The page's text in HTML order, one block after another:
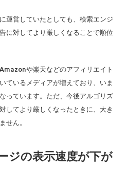
運営していたとしても、検索エンジ
に対してより厳しくなることで順位
や楽天などのアフィリエイト
ているメディアが増えており、いま
っています。ただ、今後アルゴリズ
してより厳しくなったときに、大き
せん。
ジの表示速度が下が